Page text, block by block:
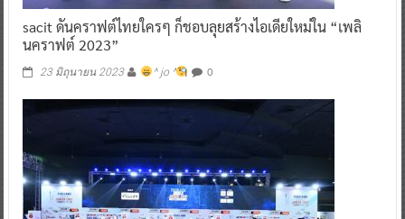
sacit ดันคราฟต์ไทยใครๆ ก็ชอบลุยสร้างไอเดียใหม่ใน “เพลิ
นคราฟต์ 2023”
23 มิถุนายน 2023 ^ jo ^ 0